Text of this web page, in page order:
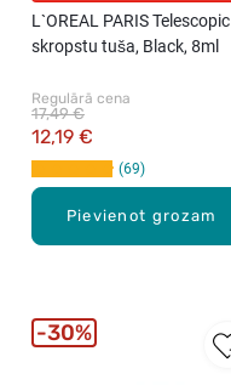
Pievienot grozam
L`OREAL PARIS Telescopic
skropstu tuša, Black, 8ml
Regulārā cena
12,19 €
17,49 €
69
30%